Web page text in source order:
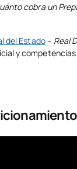
cobra un
del Estado– Real
y